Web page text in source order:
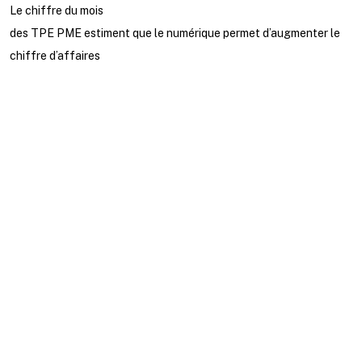
Le chiffre du mois
des TPE PME estiment que le numérique permet d’augmenter le
chiffre d’affaires